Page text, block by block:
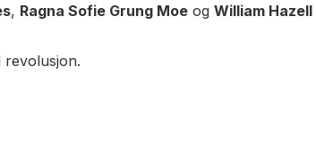
, Ragna Sofie Grung Moe og William Hazell
revolusjon.